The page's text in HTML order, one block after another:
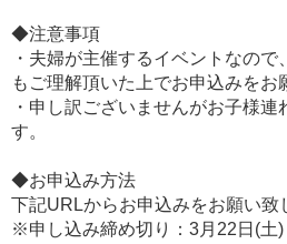
◆注意事項
・夫婦が主催するイベントなの
もご理解頂いた上でお申込みをお
・申し訳ございませんがお子様連
す。
◆お申込み方法
下記URLからお申込みをお願い致
※申し込み締め切り：3月22日(土)